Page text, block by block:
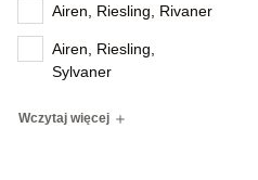
Airen, Riesling, Rivaner
Airen, Riesling,
Sylvaner
Wczytaj więcej